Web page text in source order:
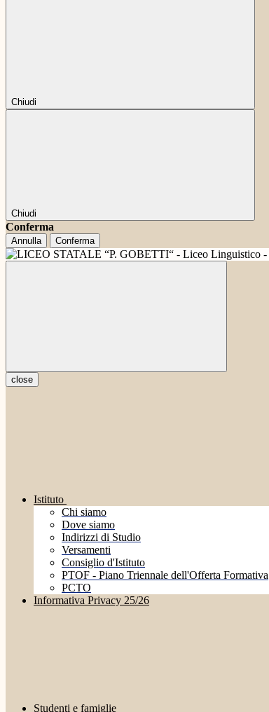
Chiudi
Chiudi
Conferma
Annulla Conferma
close
Istituto
Chi siamo
Dove siamo
Indirizzi di Studio
Versamenti
Consiglio d'Istituto
PTOF - Piano Triennale dell'Offerta Formativa
PCTO
Informativa Privacy 25/26
Studenti e famiglie